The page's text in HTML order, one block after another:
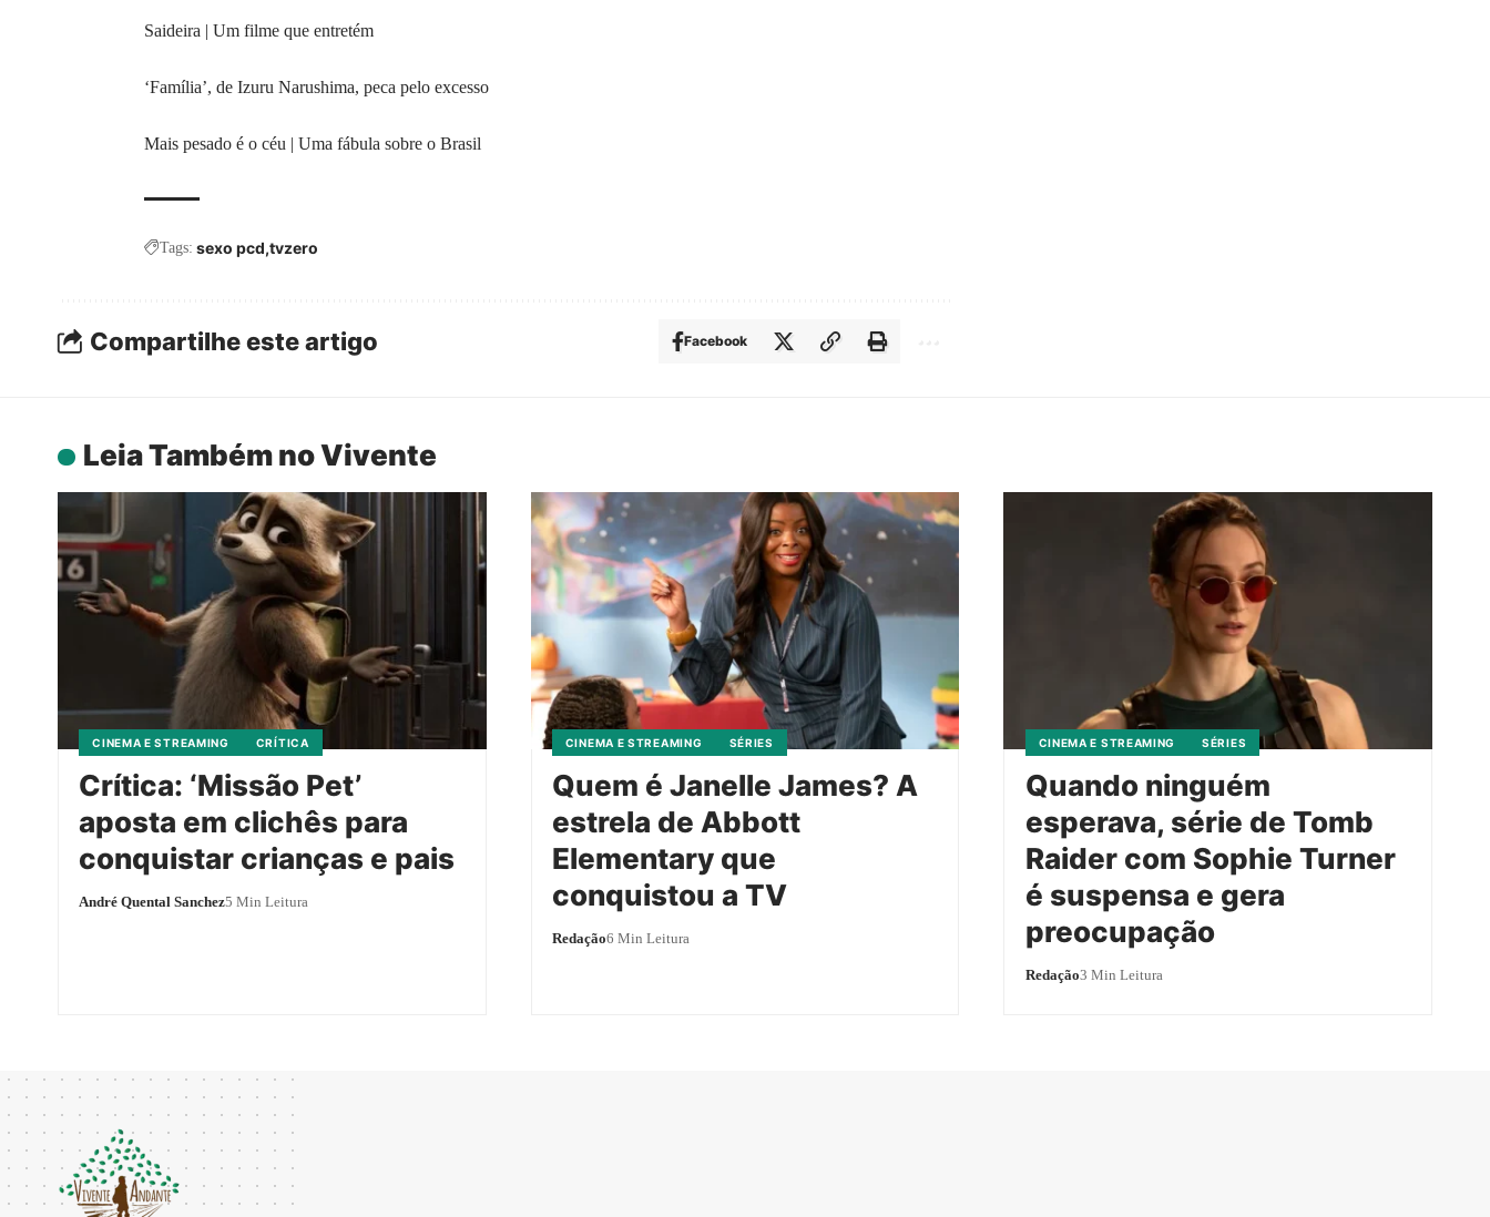
Saideira | Um filme que entretém
‘Família’, de Izuru Narushima, peca pelo excesso
Mais pesado é o céu | Uma fábula sobre o Brasil
Tags: sexo pcd tvzero
Compartilhe este artigo Facebook
Leia Também no Vivente
CINEMA E STREAMING CRÍTICA
Crítica: ‘Missão Pet’
aposta em clichês para
conquistar crianças e pais
André Quental Sanchez5 Min Leitura
CINEMA E STREAMING SÉRIES
Quem é Janelle James? A
estrela de Abbott
Elementary que
conquistou a TV
Redação6 Min Leitura
CINEMA E STREAMING SÉRIES
Quando ninguém
esperava, série de Tomb
Raider com Sophie Turner
é suspensa e gera
preocupação
Redação3 Min Leitura